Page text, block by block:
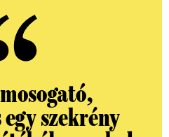
szekrény